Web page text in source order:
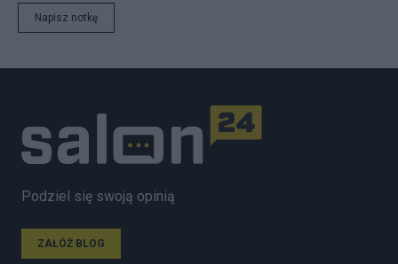
Napisz notkę
Podziel się swoją opinią
ZAŁÓŻ BLOG